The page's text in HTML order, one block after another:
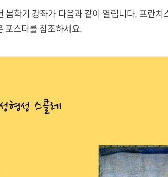
학기 강좌가 다음과 같이 열립니다. 프란치
포스터를 참조하세요.